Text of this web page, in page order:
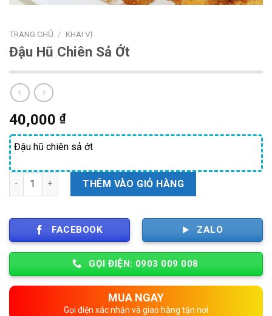
TRANG CHỦ / KHAI VỊ
Đậu Hũ Chiên Sả Ớt
40,000 ₫
Đậu hũ chiên sả ớt
Số lượng THÊM VÀO GIỎ HÀNG
FACEBOOK ZALO
GỌI ĐIỆN: 0903 009 008
MUA NGAY
Gọi điện xác nhận và giao hàng tận nơi